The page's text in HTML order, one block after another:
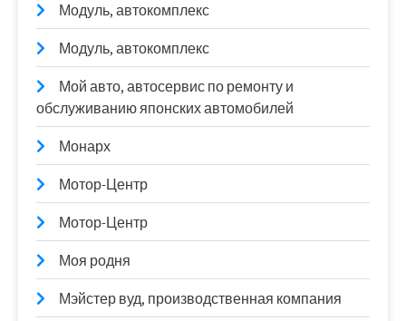
Модуль, автокомплекс
Модуль, автокомплекс
Мой авто, автосервис по ремонту и
обслуживанию японских автомобилей
Монарх
Мотор-Центр
Мотор-Центр
Моя родня
Мэйстер вуд, производственная компания